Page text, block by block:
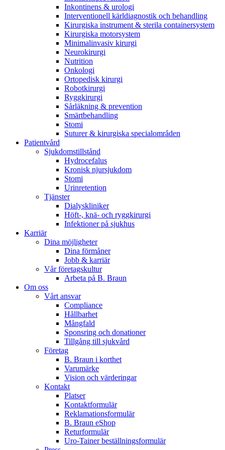
Inkontinens & urologi
Interventionell kärldiagnostik och behandling
Kirurgiska instrument & sterila containersystem
Kirurgiska motorsystem
Minimalinvasiv kirurgi
Neurokirurgi
Nutrition
Onkologi
Ortopedisk kirurgi
Robotkirurgi
Ryggkirurgi
Sårläkning & prevention
Smärtbehandling
Stomi
Suturer & kirurgiska specialområden
Patientvård
Sjukdomstillstånd
Hydrocefalus
Kronisk njursjukdom
Stomi
Urinretention
Tjänster
Dialyskliniker
Höft-, knä- och ryggkirurgi
Infektioner på sjukhus
Karriär
Dina möjligheter
Dina förmåner
Jobb & karriär
Vår företagskultur
Arbeta på B. Braun
Om oss
Vårt ansvar
Compliance
Hållbarhet
Mångfald
Sponsring och donationer
Tillgång till sjukvård
Företag
B. Braun i korthet
Varumärke
Vision och värderingar
Kontakt
Platser
Kontaktformulär
Reklamationsformulär
B. Braun eShop
Returformulär
Uro-Tainer beställningsformulär